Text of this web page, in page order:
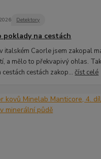
Detektory
poklady na cestách
italském Caorle jsem zakopal
a mělo to překvapivý ohlas.
cestách cestách zakop...číst celé